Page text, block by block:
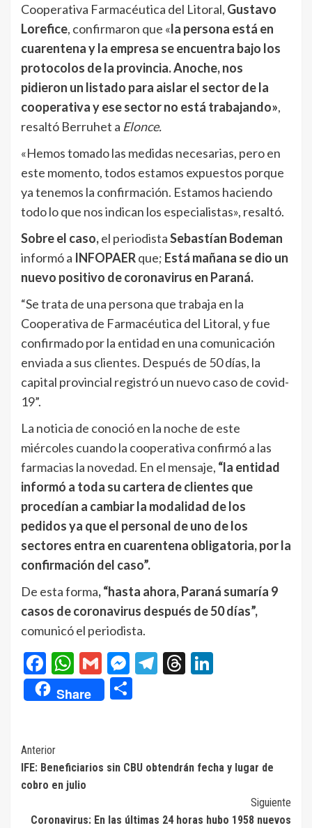
Cooperativa Farmacéutica del Litoral, Gustavo
Lorefice, confirmaron que «la persona está en
cuarentena y la empresa se encuentra bajo los
protocolos de la provincia. Anoche, nos
pidieron un listado para aislar el sector de la
cooperativa y ese sector no está trabajando»,
resaltó Berruhet a Elonce.
«Hemos tomado las medidas necesarias, pero en
este momento, todos estamos expuestos porque
ya tenemos la confirmación. Estamos haciendo
todo lo que nos indican los especialistas», resaltó.
Sobre el caso,el periodistaSebastían Bodeman
informó a INFOPAERque; Está mañana se dio un
nuevo positivo de coronavirus en Paraná.
“Se trata de una persona que trabaja en la
Cooperativa de Farmacéutica del Litoral, y fue
confirmado por la entidad en una comunicación
enviada a sus clientes. Después de 50 días, la
capital provincial registró un nuevo caso de covid-
19”.
La noticia de conoció en la noche de este
miércoles cuando la cooperativa confirmó a las
farmacias la novedad. En el mensaje, “la entidad
informó a toda su cartera de clientes que
procedían a cambiar la modalidad de los
pedidos ya que el personal de uno de los
sectores entra en cuarentena obligatoria, por la
confirmación del caso”.
De esta forma, “hasta ahora, Paraná sumaría 9
casos de coronavirus después de 50 días”,
comunicó el periodista.
Facebook
WhatsApp
GmailMessenger
Telegram
Threads
Share
Navegación
de
entradas
Anterior
IFE: Beneficiarios sin CBU obtendrán fecha y lugar de
cobro en julio
Siguiente
Coronavirus: En las últimas 24 horas hubo 1958 nuevos